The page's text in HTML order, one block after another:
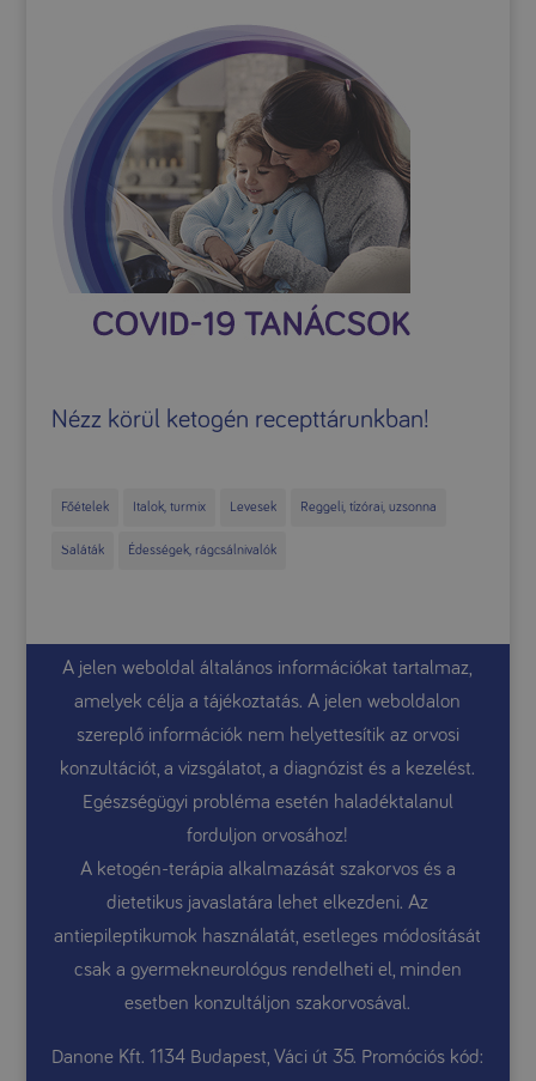
Nézz körül ketogén recepttárunkban!
Főételek Italok, turmix Levesek Reggeli, tízórai, uzsonna
Saláták Édességek, rágcsálnivalók
A jelen weboldal általános információkat tartalmaz,
amelyek célja a tájékoztatás. A jelen weboldalon
szereplő információk nem helyettesítik az orvosi
konzultációt, a vizsgálatot, a diagnózist és a kezelést.
Egészségügyi probléma esetén haladéktalanul
forduljon orvosához!
A ketogén-terápia alkalmazását szakorvos és a
dietetikus javaslatára lehet elkezdeni. Az
antiepileptikumok használatát, esetleges módosítását
csak a gyermekneurológus rendelheti el, minden
esetben konzultáljon szakorvosával.
Danone Kft. 1134 Budapest, Váci út 35. Promóciós kód: